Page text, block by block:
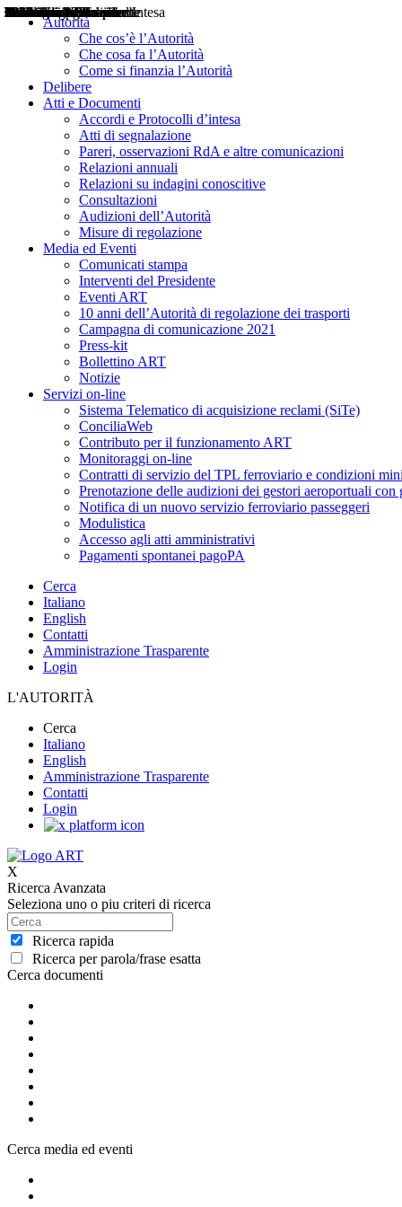
Autorità
Che cos’è l’Autorità
Che cosa fa l’Autorità
Come si finanzia l’Autorità
Delibere
Atti e Documenti
Accordi e Protocolli d’intesa
Atti di segnalazione
Pareri, osservazioni RdA e altre comunicazioni
Relazioni annuali
Relazioni su indagini conoscitive
Consultazioni
Audizioni dell’Autorità
Misure di regolazione
Media ed Eventi
Comunicati stampa
Interventi del Presidente
Eventi ART
10 anni dell’Autorità di regolazione dei trasporti
Campagna di comunicazione 2021
Press-kit
Bollettino ART
Notizie
Servizi on-line
Sistema Telematico di acquisizione reclami (SiTe)
ConciliaWeb
Contributo per il funzionamento ART
Monitoraggi on-line
Contratti di servizio del TPL ferroviario e condizioni
Prenotazione delle audizioni dei gestori aeroportuali con
Notifica di un nuovo servizio ferroviario passeggeri
Modulistica
Accesso agli atti amministrativi
Pagamenti spontanei pagoPA
Cerca
Italiano
English
Contatti
Amministrazione Trasparente
Login
L'AUTORITÀ
Cerca
Italiano
English
Amministrazione Trasparente
Contatti
Login
X
Ricerca Avanzata
Seleziona uno o piu criteri di ricerca
Ricerca rapida
Ricerca per parola/frase esatta
Cerca documenti
Delibere
Pareri
Consultazioni
Audizioni
Atti di Segnalazione
Accordi e Protocolli d'Intesa
Relazioni annuali
Misure di regolazione
Cerca media ed eventi
Notizie
Comunicati Stampa
Bollettini ART
Convegni ART
Interviste del Presidente
Articoli in primo piano
Interventi del Presidente
2004
2005
2010
2013
2014
2015
2016
2017
2018
2019
202
2020
2021
2022
2023
2024
2025
2026
Aereo
Marittimo
Terrestre